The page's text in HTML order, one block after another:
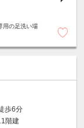
用の足洗い場
歩6分
階建